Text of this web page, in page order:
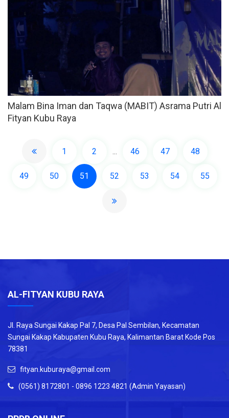
Malam Bina Iman dan Taqwa (MABIT) Asrama Putri Al
Fityan Kubu Raya
1 2 46 47 48
49 50 51 52 53 54 55
AL-FITYAN KUBU RAYA
Jl. Raya Sungai Kakap Pal 7, Desa Pal Sembilan, Kecamatan
Sungai Kakap Kabupaten Kubu Raya, Kalimantan Barat Kode Pos
78381
fityan.kuburaya@gmail.com
(0561) 8172801 - 0896 1223 4821 (Admin Yayasan)